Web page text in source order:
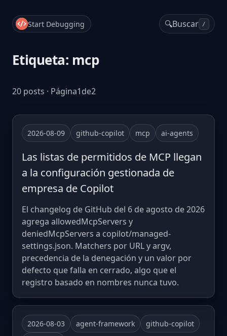
Start Debugging 🔍Buscar /
Etiqueta: mcp
20 posts · Página1de2
2026-08-09 github-copilot mcp ai-agents
Las listas de permitidos de MCP llegan
a la configuración gestionada de
empresa de Copilot
El changelog de GitHub del 6 de agosto de 2026
agrega allowedMcpServers y
deniedMcpServers a copilot/managed-
settings.json. Matchers por URL y argv,
precedencia de la denegación y un valor por
defecto que falla en cerrado, algo que el
registro basado en nombres nunca tuvo.
2026-08-03 agent-framework
github-copilot